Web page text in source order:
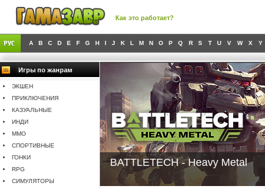
Как это работает?
A B C D E F G H I J K L M N O P Q R S T U V W X Y
Игры по жанрам
ЭКШЕН
ПРИКЛЮЧЕНИЯ
КАЗУАЛЬНЫЕ
ИНДИ
MMO
СПОРТИВНЫЕ
ГОНКИ
RPG
СИМУЛЯТОРЫ
BATTLETECH - Heavy Metal